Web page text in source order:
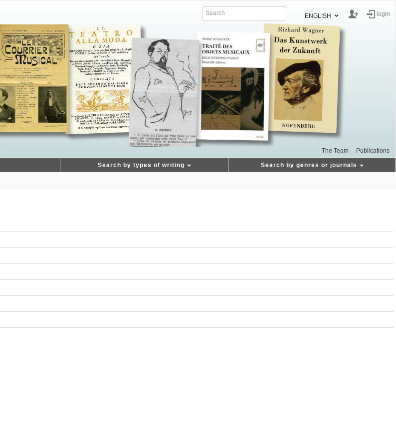
ENGLISH login
The Team Publications
Search by types of writing Search by genres or journals